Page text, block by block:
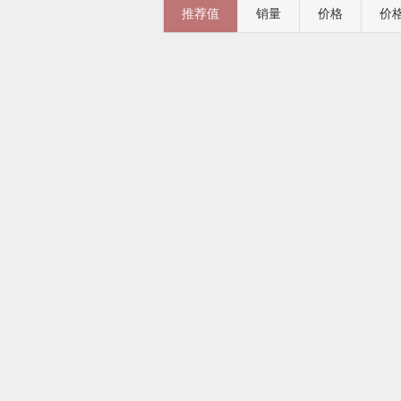
推荐值 销量 价格 价